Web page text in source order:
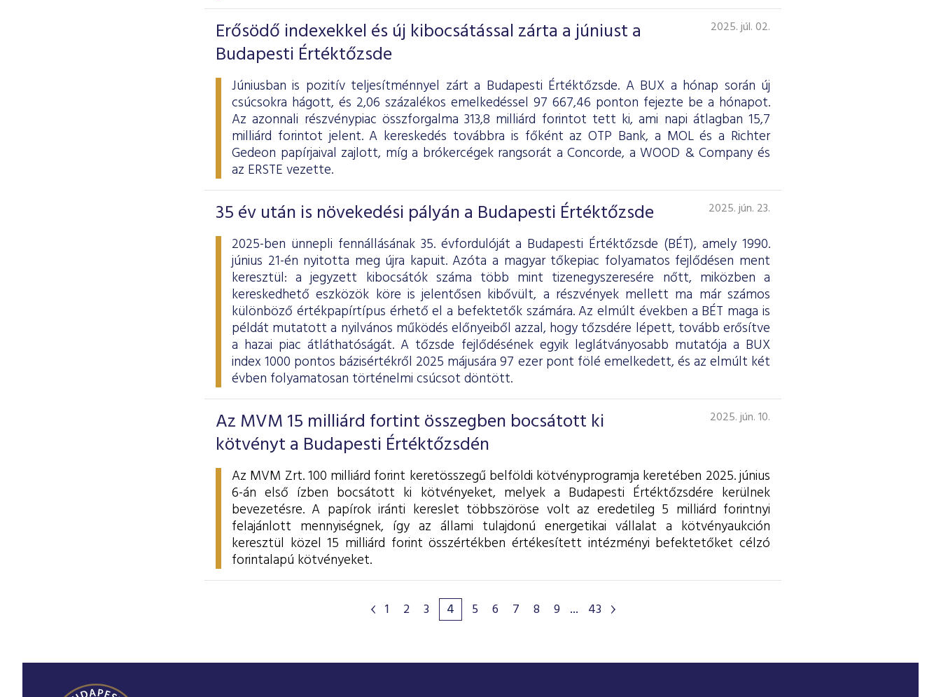
Erősödő indexekkel és új kibocsátással zárta a júniust a
Budapesti Értéktőzsde
2025. júl. 02.
Júniusban is pozitív teljesítménnyel zárt a Budapesti Értéktőzsde. A BUX a hónap során új
csúcsokra hágott, és 2,06 százalékos emelkedéssel 97 667,46 ponton fejezte be a hónapot.
Az azonnali részvénypiac összforgalma 313,8 milliárd forintot tett ki, ami napi átlagban 15,7
milliárd forintot jelent. A kereskedés továbbra is főként az OTP Bank, a MOL és a Richter
Gedeon papírjaival zajlott, míg a brókercégek rangsorát a Concorde, a WOOD & Company és
az ERSTE vezette.
35 év után is növekedési pályán a Budapesti Értéktőzsde 2025. jún. 23.
2025-ben ünnepli fennállásának 35. évfordulóját a Budapesti Értéktőzsde (BÉT), amely 1990.
június 21-én nyitotta meg újra kapuit. Azóta a magyar tőkepiac folyamatos fejlődésen ment
keresztül: a jegyzett kibocsátók száma több mint tizenegyszeresére nőtt, miközben a
kereskedhető eszközök köre is jelentősen kibővült, a részvények mellett ma már számos
különböző értékpapírtípus érhető el a befektetők számára. Az elmúlt években a BÉT maga is
példát mutatott a nyilvános működés előnyeiből azzal, hogy tőzsdére lépett, tovább erősítve
a hazai piac átláthatóságát. A tőzsde fejlődésének egyik leglátványosabb mutatója a BUX
index 1000 pontos bázisértékről 2025 májusára 97 ezer pont fölé emelkedett, és az elmúlt két
évben folyamatosan történelmi csúcsot döntött.
Az MVM 15 milliárd fortint összegben bocsátott ki
kötvényt a Budapesti Értéktőzsdén
2025. jún. 10.
Az MVM Zrt. 100 milliárd forint keretösszegű belföldi kötvényprogramja keretében 2025. június
6-án első ízben bocsátott ki kötvényeket, melyek a Budapesti Értéktőzsdére kerülnek
bevezetésre. A papírok iránti kereslet többszöröse volt az eredetileg 5 milliárd forintnyi
felajánlott mennyiségnek, így az állami tulajdonú energetikai vállalat a kötvényaukción
keresztül közel 15 milliárd forint összértékben értékesített intézményi befektetőket célzó
forintalapú kötvényeket.
1 2 3 4 5 6 7 8 9 ... 43